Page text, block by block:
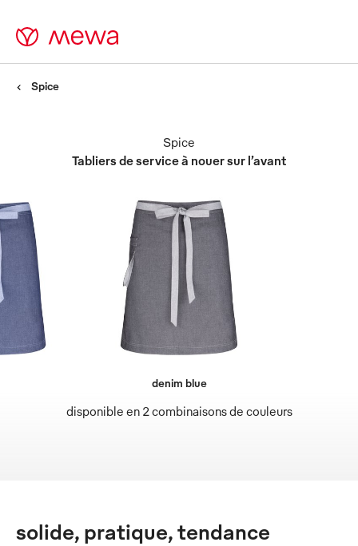
Spice
Tabliers de service à nouer sur l’avant
Spice
disponible en 2 combinaisons de couleurs
denim blue
solide, pratique, tendance